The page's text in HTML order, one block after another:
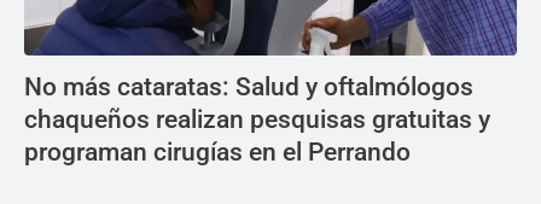
No más cataratas: Salud y oftalmólogos
chaqueños realizan pesquisas gratuitas y
programan cirugías en el Perrando